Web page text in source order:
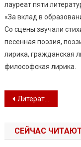
лауреат пяти
«За вклад в
Со сцены звучали
песенная поэзия,
лирика, гражданская
философская лирика.
Литературно-поэтический час
СЕЙЧАС